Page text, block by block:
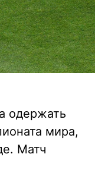
одержать
мира,
Матч